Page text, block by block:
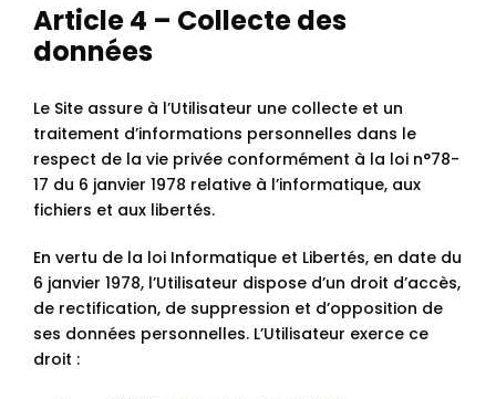
Article 4 – Collecte des
données
Le Site assure à l’Utilisateur une collecte et un
traitement d’informations personnelles dans le
respect de la vie privée conformément à la loi n°78-
17 du 6 janvier 1978 relative à l’informatique, aux
fichiers et aux libertés.
En vertu de la loi Informatique et Libertés, en date du
6 janvier 1978, l’Utilisateur dispose d’un droit d’accès,
de rectification, de suppression et d’opposition de
ses données personnelles. L’Utilisateur exerce ce
droit :